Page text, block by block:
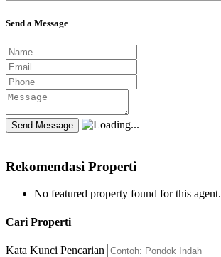
Send a Message
Rekomendasi Properti
No featured property found for this agent.
Cari Properti
Kata Kunci Pencarian